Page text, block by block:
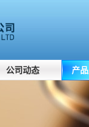
公司动态 产